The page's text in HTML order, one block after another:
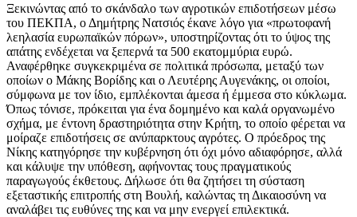
Ξεκινώντας από το σκάνδαλο των αγροτικών επιδοτήσεων μέσω
του ΠΕΚΠΑ, ο Δημήτρης Νατσιός έκανε λόγο για «πρωτοφανή
λεηλασία ευρωπαϊκών πόρων», υποστηρίζοντας ότι το ύψος της
απάτης ενδέχεται να ξεπερνά τα 500 εκατομμύρια ευρώ.
Αναφέρθηκε συγκεκριμένα σε πολιτικά πρόσωπα, μεταξύ των
οποίων ο Μάκης Βορίδης και ο Λευτέρης Αυγενάκης, οι οποίοι,
σύμφωνα με τον ίδιο, εμπλέκονται άμεσα ή έμμεσα στο κύκλωμα.
Όπως τόνισε, πρόκειται για ένα δομημένο και καλά οργανωμένο
σχήμα, με έντονη δραστηριότητα στην Κρήτη, το οποίο φέρεται να
μοίραζε επιδοτήσεις σε ανύπαρκτους αγρότες. Ο πρόεδρος της
Νίκης κατηγόρησε την κυβέρνηση ότι όχι μόνο αδιαφόρησε, αλλά
και κάλυψε την υπόθεση, αφήνοντας τους πραγματικούς
παραγωγούς έκθετους. Δήλωσε ότι θα ζητήσει τη σύσταση
εξεταστικής επιτροπής στη Βουλή, καλώντας τη Δικαιοσύνη να
αναλάβει τις ευθύνες της και να μην ενεργεί επιλεκτικά.